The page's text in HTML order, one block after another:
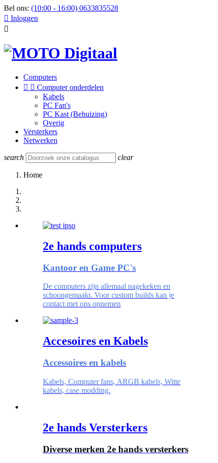
Bel ons: (10:00 - 16:00) 0633835528
 Inloggen

Computers
  Computer onderdelen
Kabels
PC Fan's
PC Kast (Behuizing)
Overig
Versterkers
Netwerken
search clear
Home
2e hands computers
Kantoor en Game PC's
De computers zijn allemaal nagekeken en
schoongemaakt. Voor custom builds kan je
contact met ons opnemen
Accesoires en Kabels
Accessoires en kabels
Kabels, Computer fans, ARGB kabels, Witte
kabels, case modding.
2e hands Versterkers
Diverse merken 2e hands versterkers